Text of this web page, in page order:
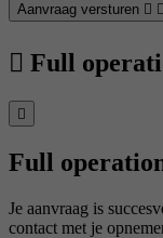
Aanvraag versturen
Full
Full
Je aanvraag is
contact met je